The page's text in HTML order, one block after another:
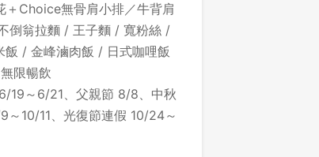
Choice無骨肩小排／牛背肩
倒翁拉麵 / 王子麵 / 寬粉絲 /
/ 金峰滷肉飯 / 日式咖哩飯
限暢飲
19～6/21、父親節 8/8、中秋
10/11、光復節連假 10/24～
確定要登出嗎？